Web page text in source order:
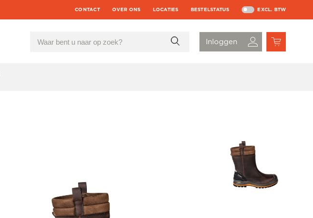
CONTACT OVER ONS LOCATIES BESTELSTATUS EXCL. BTW